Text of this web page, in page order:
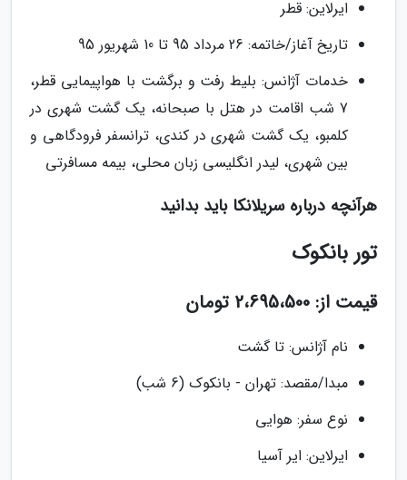
ایرلاین: قطر
تاریخ آغاز/خاتمه: 26 مرداد 95 تا 10 شهریور 95
خدمات آژانس: بلیط رفت و برگشت با هواپیمایی قطر،
7 شب اقامت در هتل با صبحانه، یک گشت شهری در
کلمبو، یک گشت شهری در کندی، ترانسفر فرودگاهی و
بین شهری، لیدر انگلیسی زبان محلی، بیمه مسافرتی
هرآنچه درباره سریلانکا باید بدانید
تور بانکوک
قیمت از: 2،695،500 تومان
نام آژانس: تا گشت
مبدا/مقصد: تهران - بانکوک (6 شب)
نوع سفر: هوایی
ایرلاین: ایر آسیا